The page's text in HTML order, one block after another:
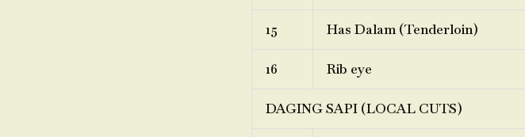
15 Has Dalam (Tenderloin)
16 Rib eye
DAGING SAPI (LOCAL CUTS)